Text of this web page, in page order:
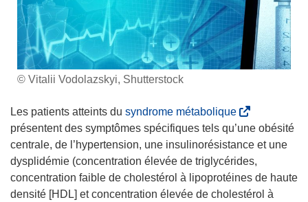
© Vitalii Vodolazskyi, Shutterstock
Les patients atteints du syndrome métabolique(
s
’
o
u
v
présentent des symptômes spécifiques tels qu’une obésité
centrale, de l’hypertension, une insulinorésistance et une
dysplidémie (concentration élevée de triglycérides,
concentration faible de cholestérol à lipoprotéines de haute
densité [HDL] et concentration élevée de cholestérol à